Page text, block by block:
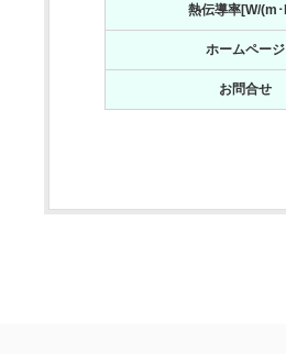
熱伝導率[W/(m･
ホームページ
お問合せ